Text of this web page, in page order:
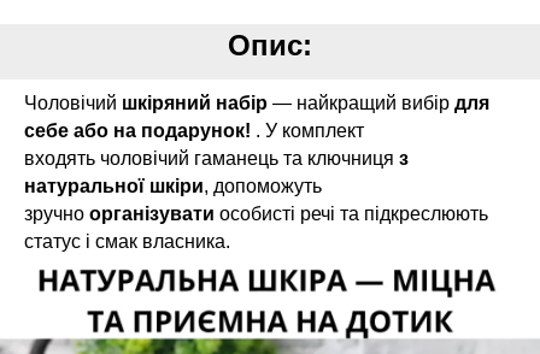
Опис:
Чоловічий шкіряний набір — найкращий вибір для
себе або на подарунок! . У комплект
входять чоловічий гаманець та ключниця з
натуральної шкіри, допоможуть
зручно організувати особисті речі та підкреслюють
статус і смак власника.